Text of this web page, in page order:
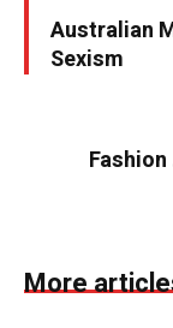
Australian
Sexism
Fashion
More